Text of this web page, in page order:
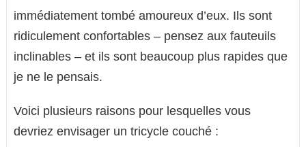
immédiatement tombé amoureux d’eux. Ils sont
ridiculement confortables – pensez aux fauteuils
inclinables – et ils sont beaucoup plus rapides que
je ne le pensais.
Voici plusieurs raisons pour lesquelles vous
devriez envisager un tricycle couché :